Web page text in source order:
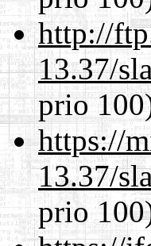
http://
13.37/
prio
https://
13.37/
prio